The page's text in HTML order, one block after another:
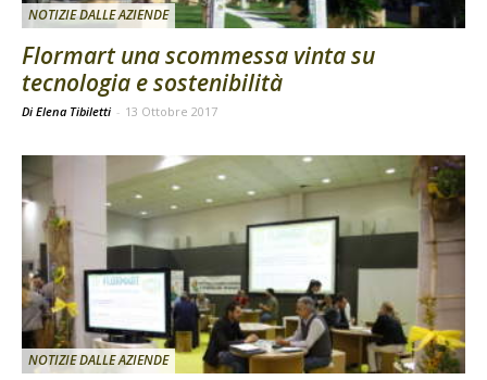
NOTIZIE DALLE AZIENDE
Flormart una scommessa vinta su
tecnologia e sostenibilità
Di Elena Tibiletti - 13 Ottobre 2017
NOTIZIE DALLE AZIENDE